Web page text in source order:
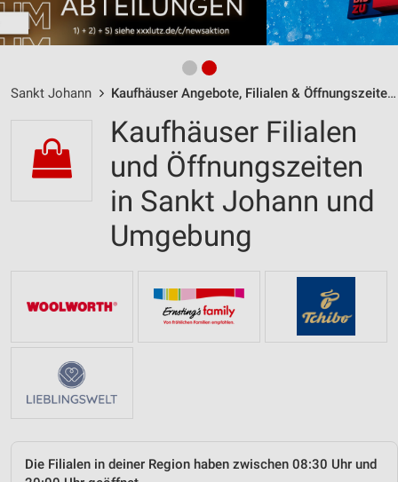
Sankt Johann Kaufhäuser Angebote, Filialen & Öffnungszeiten
Kaufhäuser Filialen
und Öffnungszeiten
in Sankt Johann und
Umgebung
Die Filialen in deiner Region haben zwischen 08:30 Uhr und